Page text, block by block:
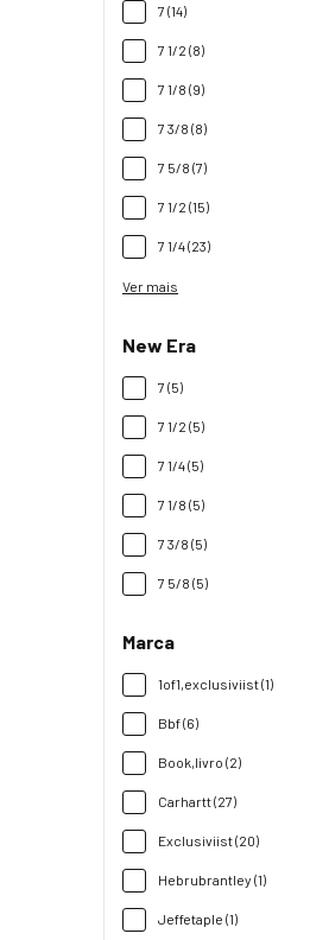
7 (14)
7 1/2 (8)
7 1/8 (9)
7 3/8 (8)
7 5/8 (7)
7 1/2 (15)
7 1/4 (23)
Ver mais
New Era
7 (5)
7 1/2 (5)
7 1/4 (5)
7 1/8 (5)
7 3/8 (5)
7 5/8 (5)
Marca
1of1,exclusiviist (1)
Bbf (6)
Book,livro (2)
Carhartt (27)
Exclusiviist (20)
Hebrubrantley (1)
Jeffetaple (1)